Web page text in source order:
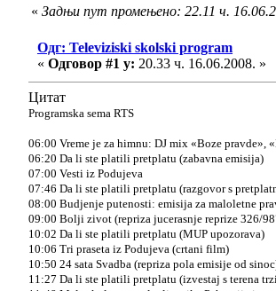
« Задњи пут промењено: 22.11 ч.
Одг: Televiziski skolski program
« Одговор #1 у: 20.33 ч. 16.06.2008. »
Цитат
Programska sema RTS
06:00 Vreme je za himnu: DJ mix «Boze pravde»,
06:20 Da li ste platili pretplatu (zabavna emisija)
07:00 Vesti iz Podujeva
07:46 Da li ste platili pretplatu (razgovor s
08:00 Budjenje putenosti: emisija za maloletne
09:00 Bolji zivot (repriza jucerasnje reprize 326/
10:02 Da li ste platili pretplatu (MUP upozorava)
10:06 Tri praseta iz Podujeva (crtani film)
10:50 24 sata Svadba (repriza pola emisije od
11:27 Da li ste platili pretplatu (izvestaj s terena